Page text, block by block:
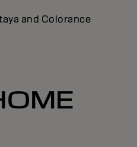
and Colorance